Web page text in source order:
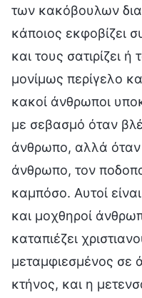
των κακόβουλων
κάποιος εκφοβίζει
και τους σατιρίζει
μονίμως περίγελο
κακοί άνθρωποι
με σεβασμό όταν
άνθρωπο, αλλά
άνθρωπο, τον
καμπόσο. Αυτοί
και μοχθηροί
καταπιέζει
μεταμφιεσμένος σε
κτήνος, και η